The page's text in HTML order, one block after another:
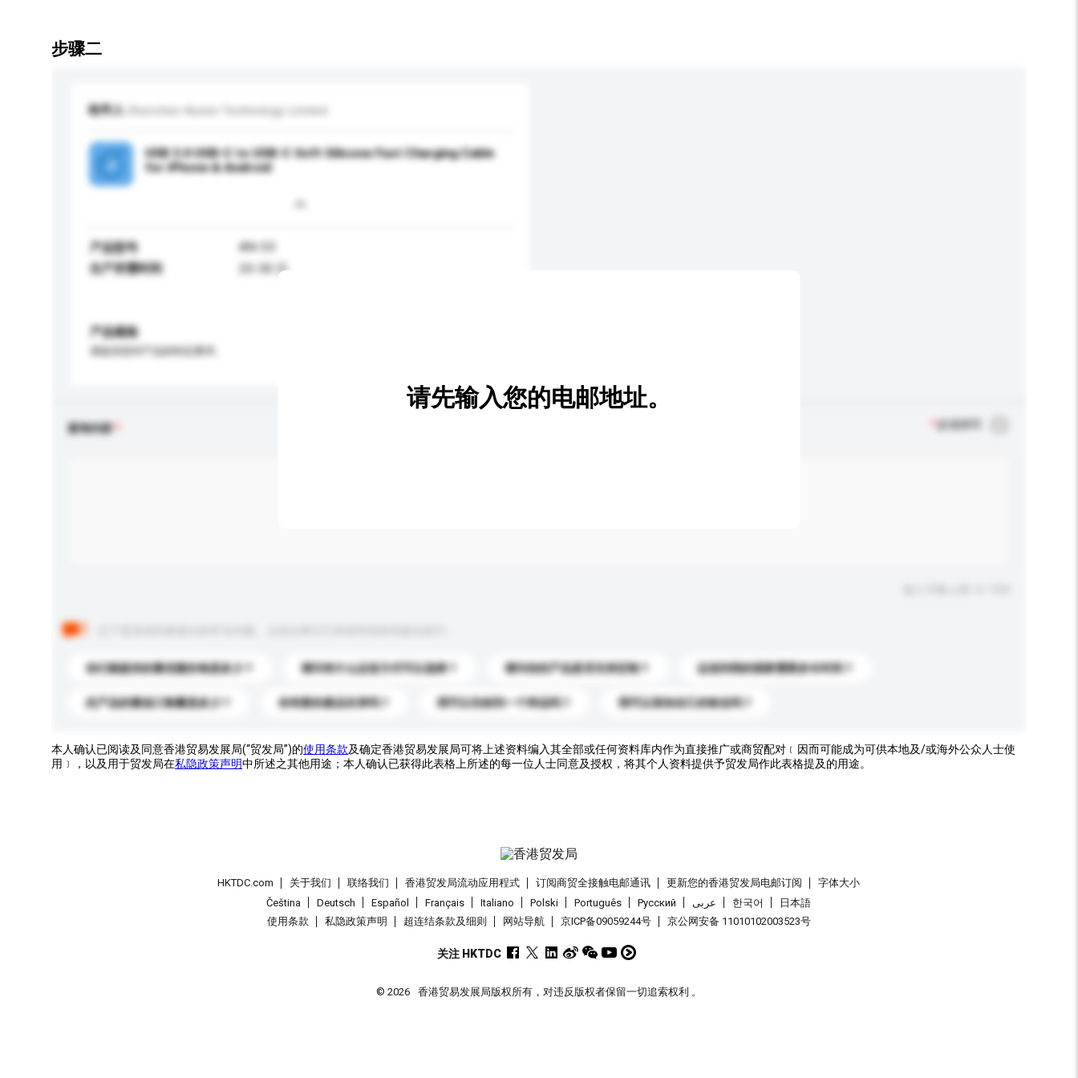
步骤二
收件人 Shenzhen Aunen Technology Limited
USB 3.0 USB-C to USB-C Soft Silicone Fast Charging Cable
for iPhone & Android
产品型号
AN-53
生产所需时间
20-30 日
产品规格
查询内容 必须填写
你们能提供的最优惠价格是多少？ 请问有什么运送方式可以选择？ 请问你的产品是否支持定制？ 运送到我的国家需要多长时间？
此产品的最低订购量是多少？ 你有新的產品目录吗？ 我可以先收到一个样品吗？ 我可以添加自己的标志吗？
请先输入您的电邮地址。
本人确认已阅读及同意香港贸易发展局(“贸发局”)的使用条款及确定香港贸易发展局可将上述资料编入其全部或任何资料库内作为直接推广或商贸配对﹝因而可能成为可供本地及/或海外公众人士使
用﹞，以及用于贸发局在私隐政策声明中所述之其他用途；本人确认已获得此表格上所述的每一位人士同意及授权，将其个人资料提供予贸发局作此表格提及的用途。
HKTDC.com 关于我们 联络我们 香港贸发局流动应用程式 订阅商贸全接触电邮通讯 更新您的香港贸发局电邮订阅
字体大小
Čeština
Deutsch Español Français Italiano Polski Português Pусский عربى 한국어
日本語
使用条款
私隐政策声明 超连结条款及细则 网站导航 京ICP备09059244号 京公网安备 11010102003523号
关注 HKTDC
© 2026 香港贸易发展局版权所有，对违反版权者保留一切追索权利 。